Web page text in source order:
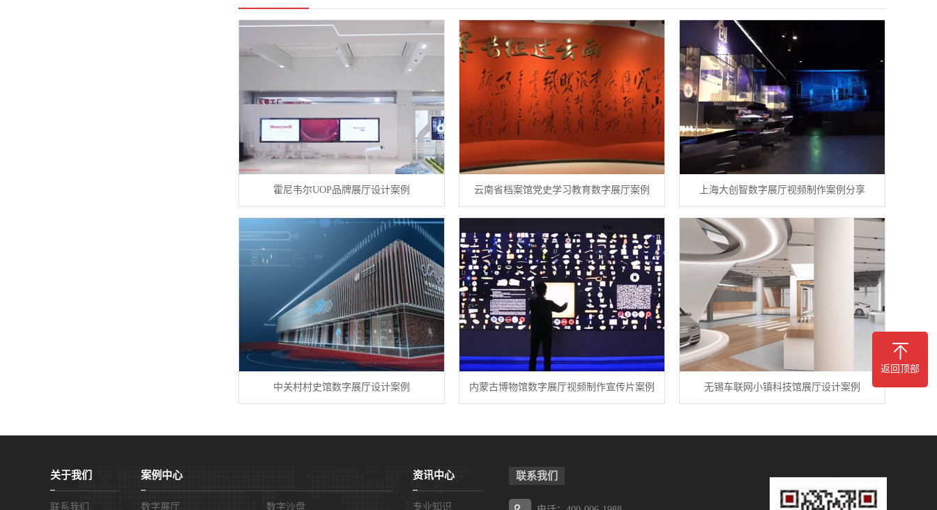
霍尼韦尔UOP品牌展厅设计案例 云南省档案馆党史学习教育数字展厅案例 上海大创智数字展厅视频制作案例分享
中关村村史馆数字展厅设计案例 内蒙古博物馆数字展厅视频制作宣传片案例 无锡车联网小镇科技馆展厅设计案例
关于我们
联系我们
案例中心
数字展厅 数字沙盘
资讯中心
专业知识
联系我们
返回顶部